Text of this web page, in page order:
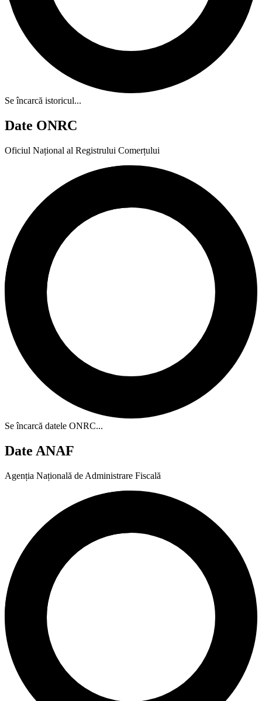
Se încarcă istoricul...
Date ONRC
Oficiul Național al Registrului Comerțului
Se încarcă datele ONRC...
Date ANAF
Agenția Națională de Administrare Fiscală